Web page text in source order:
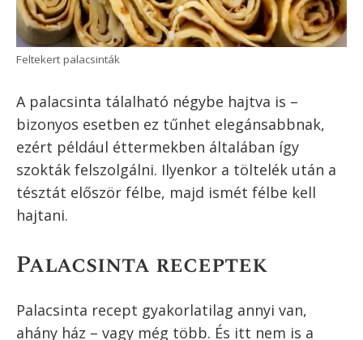
rengeteg módja van, lásd erről még a
továbbiakat.
az általában édes töltelékkel vékonyan
megkent, kisült tésztát feltekerjük, és úgy
fogyasztjuk. Az édes palacsintákra nagyon jól
illik még a plusz porcukor, természetesen ízlés
szerint